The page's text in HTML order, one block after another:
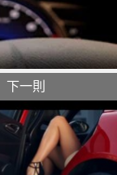
下一則